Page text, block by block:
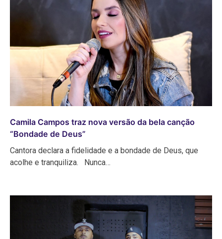
Camila Campos traz nova versão da bela canção
“Bondade de Deus”
Cantora declara a fidelidade e a bondade de Deus, que
acolhe e tranquiliza. Nunca…